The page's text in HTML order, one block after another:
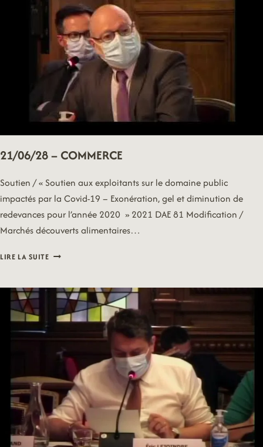
21/06/28 – COMMERCE
Soutien / « Soutien aux exploitants sur le domaine public
impactés par la Covid-19 – Exonération, gel et diminution de
redevances pour l’année 2020 » 2021 DAE 81 Modification /
Marchés découverts alimentaires…
LIRE LA SUITE21/06/28